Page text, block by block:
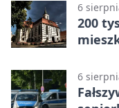
6
200
6